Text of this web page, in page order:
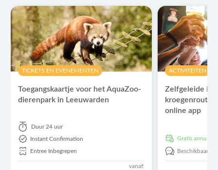
TICKETS EN EVENEMENTEN
Toegangskaartje voor het AquaZoo-
dierenpark in Leeuwarden
Duur 24 uur
Instant Confirmation
Entree Inbegrepen
vanaf:
ACTIVITEITEN
Zelfgeleide
kroegenroute
online app
Gratis
Beschikbaar in: